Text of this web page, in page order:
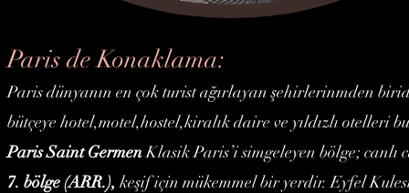
Paris de Konaklama:
Paris dünyanın en çok turist ağırlayan şehirlerinmden
bütçeye hotel,motel,hostel,kiralık daire ve yıldızlı otelleri
Paris Saint GermenKlasik Paris’i simgeleyen bölge;
7. bölge (ARR.), keşif için mükemmel bir yerdir. Eyfel